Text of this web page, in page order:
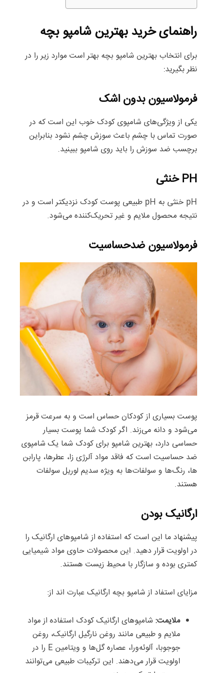
راهنمای خرید بهترین شامپو بچه
برای انتخاب بهترین شامپو بچه بهتر است موارد زیر را در
نظر بگیرید:
فرمولاسیون بدون اشک
یکی از ویژگی‌های شامپوی کودک خوب این است که در
صورت تماس با چشم باعث سوزش چشم نشود بنابراین
برچسب ضد سوزش را باید روی شامپو ببینید.
PH خنثی
pH خنثی به pH طبیعی پوست کودک نزدیکتر است و در
نتیجه محصول ملایم و غیر تحریک‌کننده می‌شود.
فرمولاسیون ضدحساسیت
پوست بسیاری از کودکان حساس است و به سرعت قرمز
می‌شود و دانه می‌زند. اگر کودک شما پوست بسیار
حساسی دارد، بهترین شامپو برای کودک شما یک شامپوی
ضد حساسیت است که فاقد مواد آلرژی زا، عطرها، پارابن
ها، رنگ‌ها و سولفات‌ها به ویژه سدیم لوریل سولفات
هستند.
ارگانیک بودن
پیشنهاد ما این است که استفاده از شامپوهای ارگانیک را
در اولویت قرار دهید. این محصولات حاوی مواد شیمیایی
کمتری بوده و سازگار با محیط زیست هستند.
مزایای استفاد از شامپو بچه ارگانیک عبارت اند از:
ملایمت:شامپوهای ارگانیک کودک استفاده از مواد
ملایم و طبیعی مانند روغن نارگیل ارگانیک، روغن
جوجوبا، آلوئه‌ورا، عصاره گل‌ها و ویتامین E را در
اولویت قرار می‌دهند. این ترکیبات طبیعی می‌توانند